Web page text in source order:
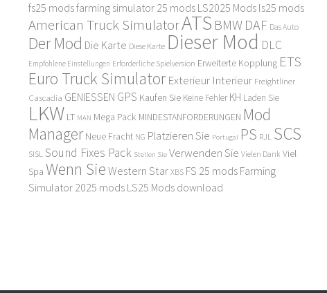
fs25 modsfarming simulator 25 mods LS2025 Mods ls25 mods
American Truck SimulatorATS BMW DAF Das Auto
Der Mod Die Karte Diese Karte Dieser Mod DLC
Empfohlene Einstellungen Erforderliche Spielversion Erweiterte Kopplung ETS
Euro Truck Simulator Exterieur Interieur Freightliner
Cascadia GENIESSEN GPS Kaufen Sie Keine Fehler KH Laden Sie
LKW LT MAN Mega Pack MINDESTANFORDERUNGEN Mod
Manager Neue Fracht NG Platzieren Sie Portugal PS RJL SCS
SISL Sound Fixes Pack Stellen Sie Verwenden Sie Vielen Dank Viel
Spa Wenn Sie Western Star XBS FS 25 mods Farming
Simulator 2025 mods LS25 Mods download